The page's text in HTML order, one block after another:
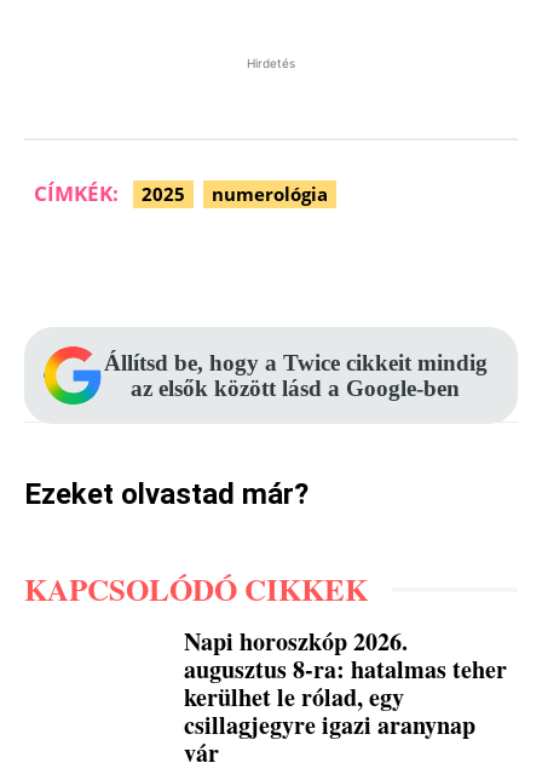
Hirdetés
CÍMKÉK: 2025 numerológia
Állítsd be, hogy a Twice cikkeit mindig
az elsők között lásd a Google-ben
Ezeket olvastad már?
KAPCSOLÓDÓ CIKKEK
Napi horoszkóp 2026.
augusztus 8-ra: hatalmas teher
kerülhet le rólad, egy
csillagjegyre igazi aranynap
vár